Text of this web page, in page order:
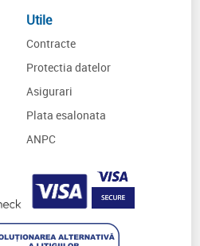
Utile
Contracte
Protectia datelor
Asigurari
Plata esalonata
ANPC